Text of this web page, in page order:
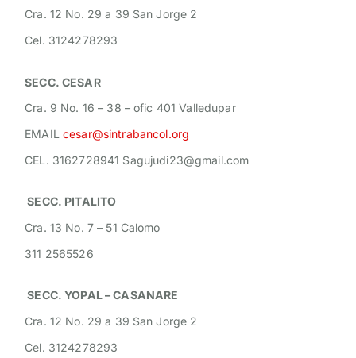
Cra. 12 No. 29 a 39 San Jorge 2
Cel. 3124278293
SECC. CESAR
Cra. 9 No. 16 – 38 – ofic 401 Valledupar
EMAIL cesar@sintrabancol.org
CEL. 3162728941 Sagujudi23@gmail.com
SECC. PITALITO
Cra. 13 No. 7 – 51 Calomo
311 2565526
SECC. YOPAL – CASANARE
Cra. 12 No. 29 a 39 San Jorge 2
Cel. 3124278293